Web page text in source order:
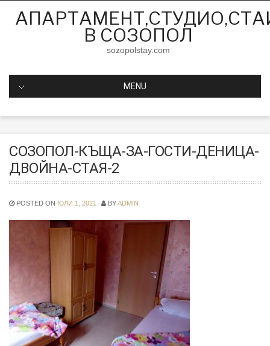
В СОЗОПОЛ
sozopolstay.com
MENU
СОЗОПОЛ-КЪЩА-ЗА-ГОСТИ-ДЕНИЦА-
ДВОЙНА-СТАЯ-2
POSTED ON ЮЛИ 1, 2021 BYADMIN